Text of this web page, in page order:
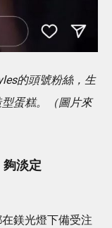
的頭號粉絲，生
蛋糕。（圖片來
夠淡定
鎂光燈下備受注